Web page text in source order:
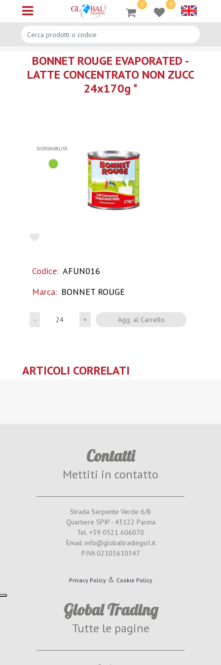
Open menu
0 0
BONNET ROUGE EVAPORATED -
LATTE CONCENTRATO NON ZUCC
24x170g *
DISPONIBILITÀ
Codice: AFUN016
Marca: BONNET ROUGE
QuantitàAgg. al Carrello
ARTICOLI CORRELATI
Contatti
Mettiti in contatto
Strada Serpente Verde 6/B
Quartiere SPIP - 43122 Parma
Tel. +39 0521 606070
Email: info@globaltradingsrl.it
P.IVA 02103610347
Privacy Policy& Cookie Policy
Global Trading
Tutte le pagine